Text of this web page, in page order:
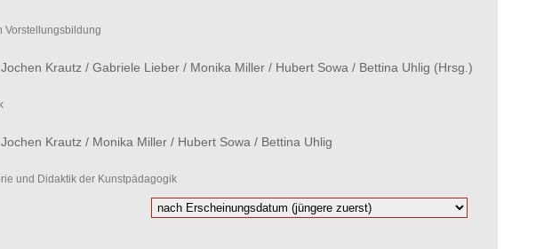
Vorstellungsbildung
Jochen Krautz / Gabriele Lieber / Monika Miller / Hubert Sowa / Bettina Uhlig (Hrsg.)
Jochen Krautz / Monika Miller / Hubert Sowa / Bettina Uhlig
und Didaktik der Kunstpädagogik